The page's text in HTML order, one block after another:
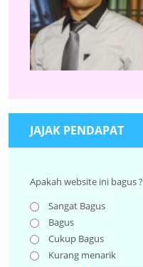
JAJAK PENDAPAT
Apakah website ini bagus ?
Sangat Bagus
Bagus
Cukup Bagus
Kurang menarik